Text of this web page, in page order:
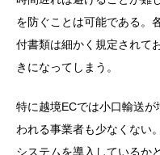
を防ぐことは可能である。
付書類は細かく規定されて
きになってしまう。
特に越境ECでは小口輸送
われる事業者も少なくない
システムを導入しているか